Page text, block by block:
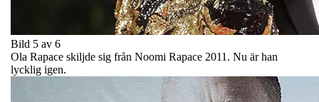
Bild 5 av 6
Ola Rapace skiljde sig från Noomi Rapace 2011. Nu är han
lycklig igen.